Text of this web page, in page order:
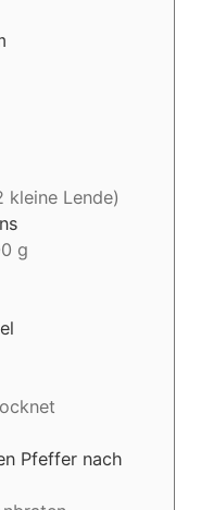
kleine Lende)
g
Pfeffer nach